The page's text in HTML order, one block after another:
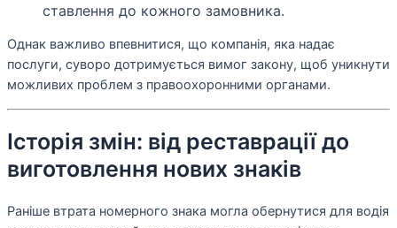
ставлення до кожного замовника.
Однак важливо впевнитися, що компанія, яка надає
послуги, суворо дотримується вимог закону, щоб уникнути
можливих проблем з правоохоронними органами.
Історія змін: від реставрації до
виготовлення нових знаків
Раніше втрата номерного знака могла обернутися для водія